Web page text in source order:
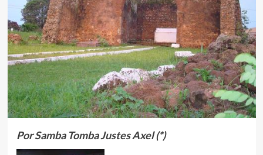
Por Samba Tomba Justes Axel (*)